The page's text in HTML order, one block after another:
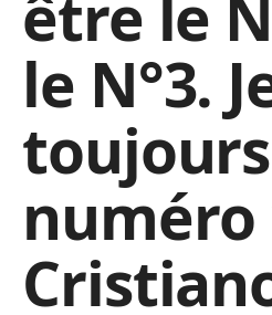
être le
le N°3.
numéro